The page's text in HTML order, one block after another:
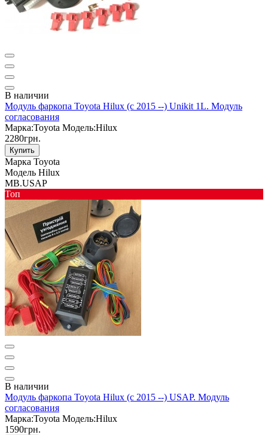
В наличии
Модуль фаркопа Toyota Hilux (c 2015 --) Unikit 1L. Модуль
согласования
Марка:Toyota Модель:Hilux
2280грн.
Купить
Марка Toyota
Модель Hilux
MB.USAP
Toп
В наличии
Модуль фаркопа Toyota Hilux (c 2015 --) USAP. Модуль
согласования
Марка:Toyota Модель:Hilux
1590грн.